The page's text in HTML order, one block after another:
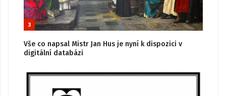
3
Vše co napsal Mistr Jan Hus je nyní k dispozici v
digitální databázi